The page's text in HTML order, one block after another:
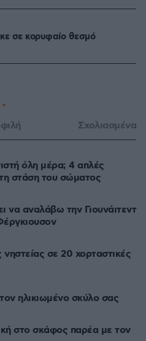
σε κορυφαίο θεσμό
Σχολιασμένα
όλη μέρα; 4 απλές
στάση του σώματος
να αναλάβω την Γιουνάιτεντ
σε 20 χορταστικές
ηλικιωμένο σκύλο σας
στο σκάφος παρέα με τον